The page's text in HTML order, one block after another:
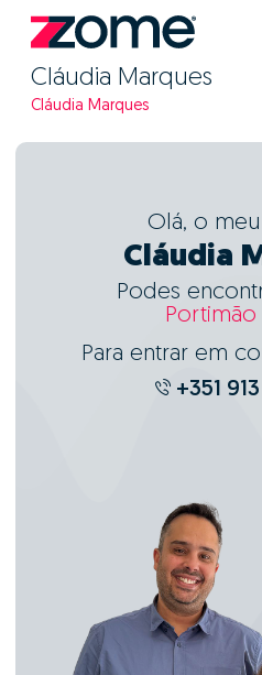
Cláudia Marques
Cláudia Marques
Olá, o
Cláudia
Podes
Portimão
Para entrar em
+351